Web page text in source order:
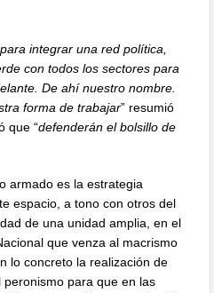
integrar una red política,
con todos los sectores para
De ahí nuestro nombre.
forma de trabajar” resumió
que “defenderán el bolsillo de
armado es la estrategia
espacio, a tono con otros del
de una unidad amplia, en el
que venza al macrismo
lo concreto la realización de
para que en las